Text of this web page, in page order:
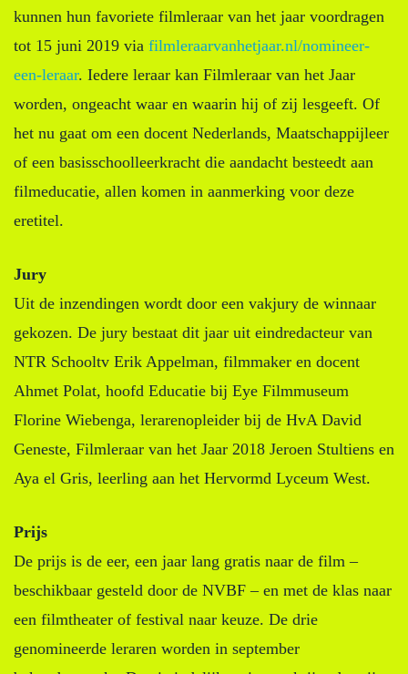
kunnen hun favoriete filmleraar van het jaar voordragen
tot 15 juni 2019 via filmleraarvanhetjaar.nl/nomineer-
een-leraar. Iedere leraar kan Filmleraar van het Jaar
worden, ongeacht waar en waarin hij of zij lesgeeft. Of
het nu gaat om een docent Nederlands, Maatschappijleer
of een basisschoolleerkracht die aandacht besteedt aan
filmeducatie, allen komen in aanmerking voor deze
eretitel.
Jury
Uit de inzendingen wordt door een vakjury de winnaar
gekozen. De jury bestaat dit jaar uit eindredacteur van
NTR Schooltv Erik Appelman, filmmaker en docent
Ahmet Polat, hoofd Educatie bij Eye Filmmuseum
Florine Wiebenga, lerarenopleider bij de HvA David
Geneste, Filmleraar van het Jaar 2018 Jeroen Stultiens en
Aya el Gris, leerling aan het Hervormd Lyceum West.
Prijs
De prijs is de eer, een jaar lang gratis naar de film –
beschikbaar gesteld door de NVBF – en met de klas naar
een filmtheater of festival naar keuze. De drie
genomineerde leraren worden in september